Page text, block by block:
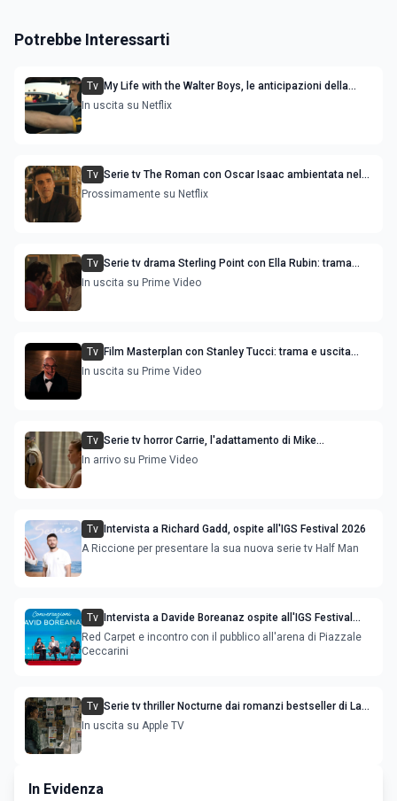
Potrebbe Interessarti
Tv My Life with the Walter Boys, le anticipazioni della
stagione 3
In uscita su Netflix
Tv Serie tv The Roman con Oscar Isaac ambientata nel
mondo del gioco d'azzardo di Las Vegas
Prossimamente su Netflix
Tv Serie tv drama Sterling Point con Ella Rubin: trama
cast e uscita streaming
In uscita su Prime Video
Tv Film Masterplan con Stanley Tucci: trama e uscita
streaming
In uscita su Prime Video
Tv Serie tv horror Carrie, l'adattamento di Mike
Flanaghan: trama cast e uscita
In arrivo su Prime Video
Tv
Intervista a Richard Gadd, ospite all'IGS Festival 2026
A Riccione per presentare la sua nuova serie tv Half Man
Tv
Intervista a Davide Boreanaz ospite all'IGS Festival
2026
Red Carpet e incontro con il pubblico all'arena di Piazzale
Ceccarini
Tv Serie tv thriller Nocturne dai romanzi bestseller di Lars
Kepler: trama cast e uscita
In uscita su Apple TV
In Evidenza